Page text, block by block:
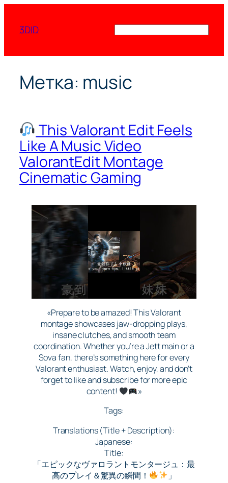
содержимому
3DID
Метка: music
This Valorant Edit Feels
Like A Music Video
ValorantEdit Montage
Cinematic Gaming
«Prepare to be amazed! This Valorant
montage showcases jaw-dropping plays,
insane clutches, and smooth team
coordination. Whether you’re a Jett main or a
Sova fan, there’s something here for every
Valorant enthusiast. Watch, enjoy, and don’t
forget to like and subscribe for more epic
content!
»
Tags:
Translations (Title + Description):
Japanese:
Title:
「エピックなヴァロラントモンタージュ：最
高のプレイ＆驚異の瞬間！
」